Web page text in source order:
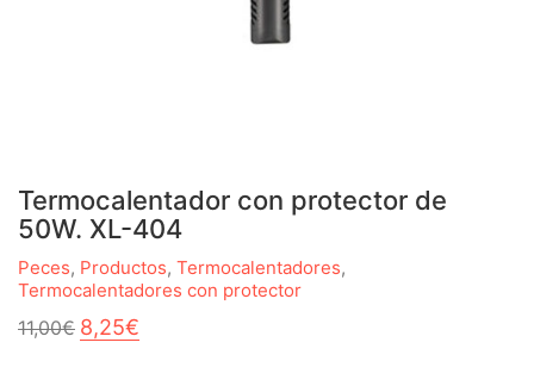
Termocalentador con protector de
50W. XL-404
Peces, Productos, Termocalentadores,
Termocalentadores con protector
11,00€ El
precio
8,25€
precio